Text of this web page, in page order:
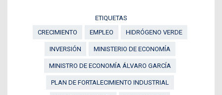
ETIQUETAS
CRECIMIENTO
EMPLEO HIDRÓGENO VERDE
INVERSIÓN MINISTERIO DE ECONOMÍA
MINISTRO DE ECONOMÍA ÁLVARO GARCÍA
PLAN DE FORTALECIMIENTO INDUSTRIAL